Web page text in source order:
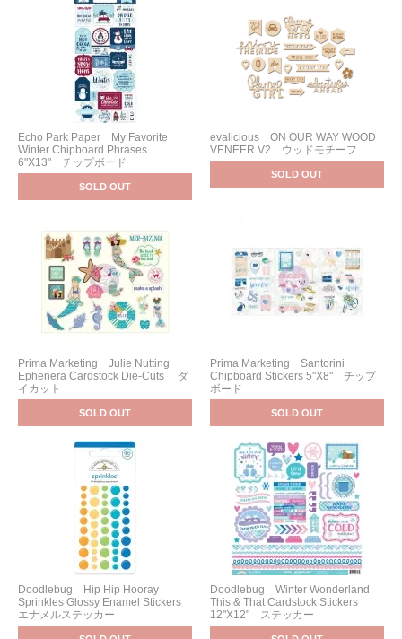
Echo Park Paper My Favorite
Winter Chipboard Phrases
6"X13" チップボード
SOLD OUT
evalicious ON OUR WAY WOOD
VENEER V2 ウッドモチーフ
SOLD OUT
Prima Marketing Julie Nutting
Ephenera Cardstock Die-Cuts ダ
イカット
SOLD OUT
Prima Marketing Santorini
Chipboard Stickers 5"X8" チップ
ボード
SOLD OUT
Doodlebug Hip Hip Hooray
Sprinkles Glossy Enamel Stickers
エナメルステッカー
Doodlebug Winter Wonderland
This & That Cardstock Stickers
12"X12" ステッカー